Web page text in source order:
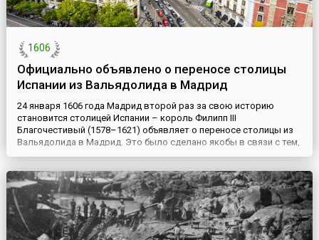
1606
Официально объявлено о переносе столицы
Испании из Вальядолида в Мадрид
24 января 1606 года Мадрид второй раз за свою историю
становится столицей Испании – король Филипп III
Благочестивый (1578–1621) объявляет о переносе столицы из
Вальядолида в Мадрид. Это было сделано якобы в связи с тем,
что туманы реки Писуэрги, на которой стоит Вальядолид,
Уже к началу апреля переезд двора, который на самом деле
был выз...